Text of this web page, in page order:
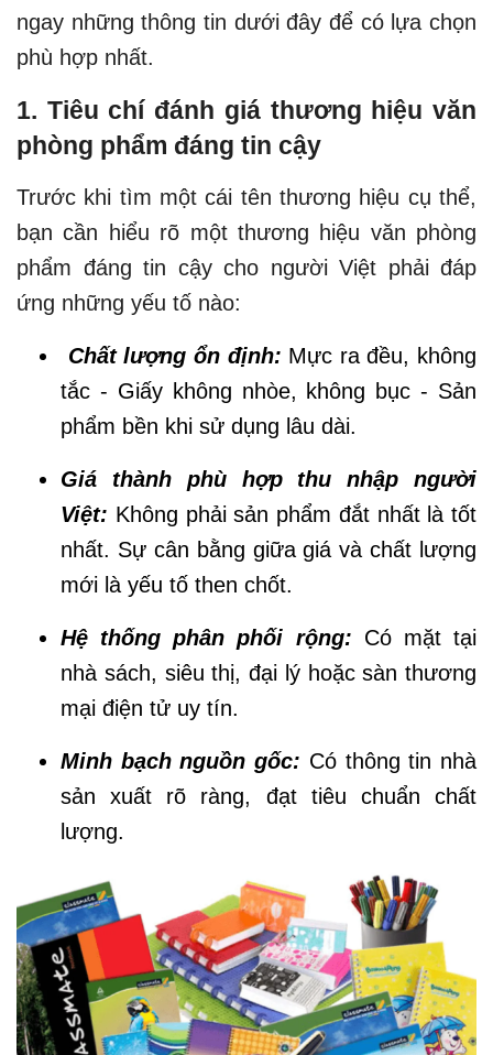
ngay những thông tin dưới đây để có lựa chọn
phù hợp nhất.
1. Tiêu chí đánh giá thương hiệu văn
phòng phẩm đáng tin cậy
Trước khi tìm một cái tên thương hiệu cụ thể,
bạn cần hiểu rõ một thương hiệu văn phòng
phẩm đáng tin cậy cho người Việt phải đáp
ứng những yếu tố nào:
Chất lượng ổn định: Mực ra đều, không
tắc - Giấy không nhòe, không bục - Sản
phẩm bền khi sử dụng lâu dài.
Giá thành phù hợp thu nhập người
Việt: Không phải sản phẩm đắt nhất là tốt
nhất. Sự cân bằng giữa giá và chất lượng
mới là yếu tố then chốt.
Hệ thống phân phối rộng: Có mặt tại
nhà sách, siêu thị, đại lý hoặc sàn thương
mại điện tử uy tín.
Minh bạch nguồn gốc: Có thông tin nhà
sản xuất rõ ràng, đạt tiêu chuẩn chất
lượng.